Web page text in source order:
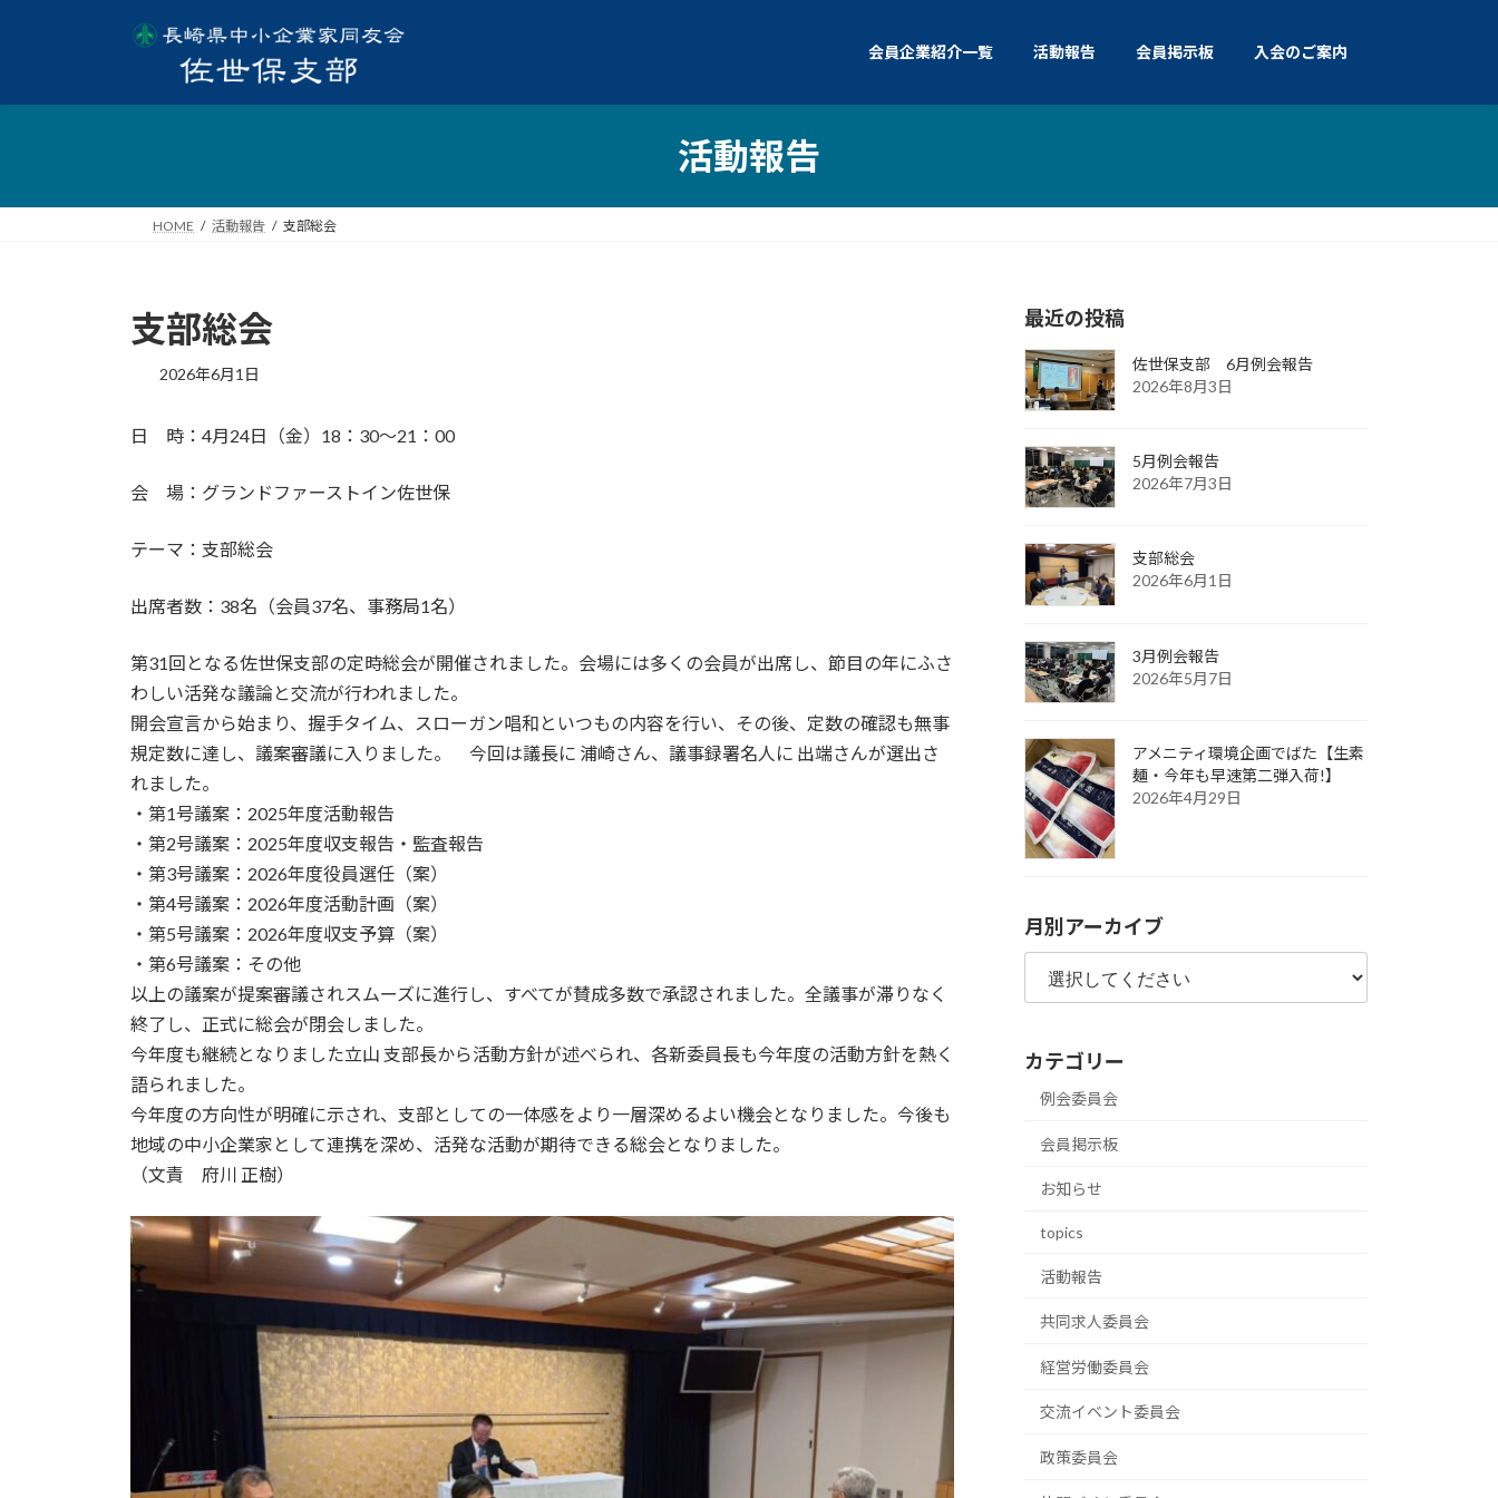
会員企業紹介一覧 活動報告 会員掲示板 入会のご案内
活動報告
HOME 活動報告 支部総会
支部総会
2026年6月1日
日 時：4月24日（金）18：30～21：00
会 場：グランドファーストイン佐世保
テーマ：支部総会
出席者数：38名（会員37名、事務局1名）
第31回となる佐世保支部の定時総会が開催されました。会場には多くの会員が出席し、節目の年にふさ
わしい活発な議論と交流が行われました。
開会宣言から始まり、握手タイム、スローガン唱和といつもの内容を行い、その後、定数の確認も無事
規定数に達し、議案審議に入りました。 今回は議長に 浦崎さん、議事録署名人に 出端さんが選出さ
れました。
・第1号議案：2025年度活動報告
・第2号議案：2025年度収支報告・監査報告
・第3号議案：2026年度役員選任（案）
・第4号議案：2026年度活動計画（案）
・第5号議案：2026年度収支予算（案）
・第6号議案：その他
以上の議案が提案審議されスムーズに進行し、すべてが賛成多数で承認されました。全議事が滞りなく
終了し、正式に総会が閉会しました。
今年度も継続となりました立山 支部長から活動方針が述べられ、各新委員長も今年度の活動方針を熱く
語られました。
今年度の方向性が明確に示され、支部としての一体感をより一層深めるよい機会となりました。今後も
地域の中小企業家として連携を深め、活発な活動が期待できる総会となりました。
（文責 府川 正樹）
最近の投稿
佐世保支部 6月例会報告
2026年8月3日
5月例会報告
2026年7月3日
支部総会
2026年6月1日
3月例会報告
2026年5月7日
アメニティ環境企画でばた【生素
麺・今年も早速第二弾入荷!】
2026年4月29日
月別アーカイブ
カテゴリー
例会委員会
会員掲示板
お知らせ
topics
活動報告
共同求人委員会
経営労働委員会
交流イベント委員会
政策委員会